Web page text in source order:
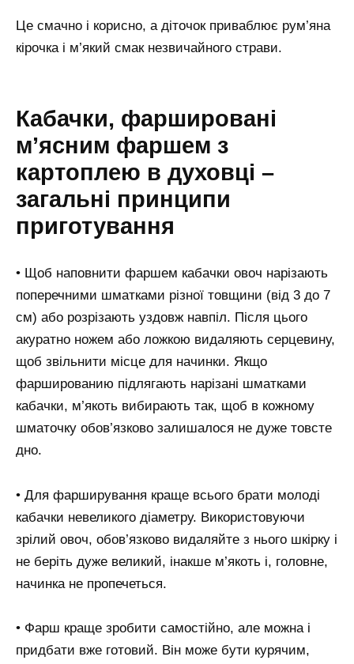
Це смачно і корисно, а діточок приваблює рум’яна
кірочка і м’який смак незвичайного страви.
Кабачки, фаршировані
м’ясним фаршем з
картоплею в духовці –
загальні принципи
приготування
• Щоб наповнити фаршем кабачки овоч нарізають
поперечними шматками різної товщини (від 3 до 7
см) або розрізають уздовж навпіл. Після цього
акуратно ножем або ложкою видаляють серцевину,
щоб звільнити місце для начинки. Якщо
фаршированию підлягають нарізані шматками
кабачки, м’якоть вибирають так, щоб в кожному
шматочку обов’язково залишалося не дуже товсте
дно.
• Для фарширування краще всього брати молоді
кабачки невеликого діаметру. Використовуючи
зрілий овоч, обов’язково видаляйте з нього шкірку і
не беріть дуже великий, інакше м’якоть і, головне,
начинка не пропечеться.
• Фарш краще зробити самостійно, але можна і
придбати вже готовий. Він може бути курячим,